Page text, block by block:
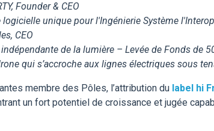
Founder & CEO
logicielle unique pour l'Ingénierie Système
CEO
de la lumière – Levée de Fonds de
qui s’accroche aux lignes électriques sous
membre des Pôles, l’attribution du label hi
un fort potentiel de croissance et jugée